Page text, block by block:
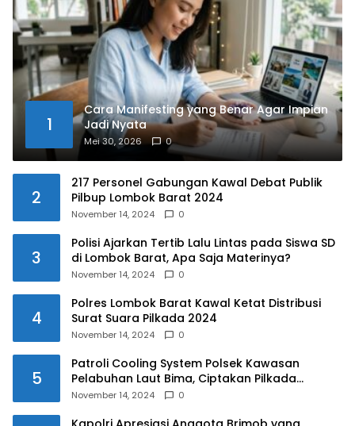
1
Cara Manifesting yang Benar Agar Impian
Jadi Nyata
Mei 30, 2026 0
2
217 Personel Gabungan Kawal Debat Publik
Pilbup Lombok Barat 2024
November 14, 2024 0
3
Polisi Ajarkan Tertib Lalu Lintas pada Siswa SD
di Lombok Barat, Apa Saja Materinya?
November 14, 2024 0
4
Polres Lombok Barat Kawal Ketat Distribusi
Surat Suara Pilkada 2024
November 14, 2024 0
5
Patroli Cooling System Polsek Kawasan
Pelabuhan Laut Bima, Ciptakan Pilkada
Serentak 2024 yang Aman dan Damai
November 14, 2024 0